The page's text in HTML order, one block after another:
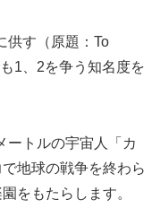
供す（原題：To
1、2を争う知名度を
ートルの宇宙人「カ
地球の戦争を終わら
をもたらします。